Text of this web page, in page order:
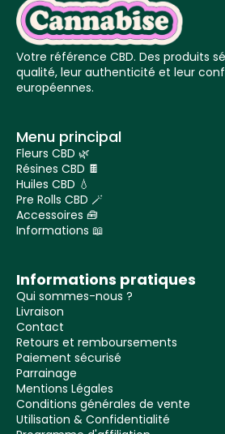
Votre référence CBD. Des produits
qualité, leur authenticité et leur
européennes.
Menu principal
Fleurs CBD 🌿
Résines CBD 🍫
Huiles CBD 💧
Pre Rolls CBD 🪄
Accessoires 🧰
Informations 📖
Informations pratiques
Qui sommes-nous ?
Livraison
Contact
Retours et remboursements
Paiement sécurisé
Parrainage
Mentions Légales
Conditions générales de vente
Utilisation & Confidentialité